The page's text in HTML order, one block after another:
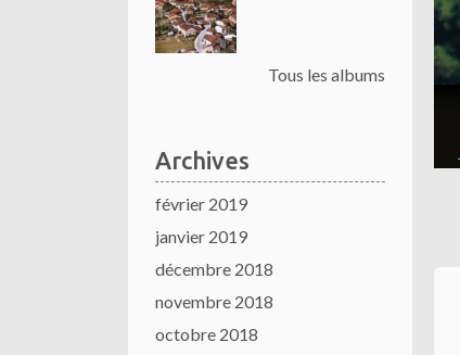
Tous les albums
Archives
février 2019
janvier 2019
décembre 2018
novembre 2018
octobre 2018